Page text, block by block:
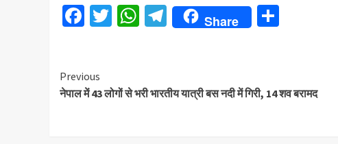
Facebook
Twitter
WhatsApp
Telegram
Share
Continue
Reading
Previous
नेपाल में 43 लोगों से भरी भारतीय यात्री बस नदी में गिरी, 14 शव बरामद